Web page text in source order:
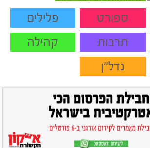
ספורט
פלילים
תרבות
קהילה
נדל"ן